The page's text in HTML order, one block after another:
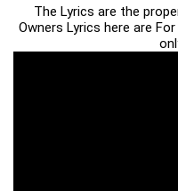
The Lyrics are the
Owners Lyrics here are